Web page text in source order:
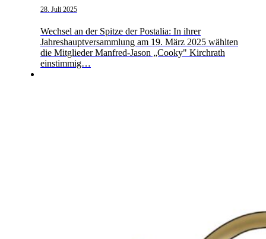
28. Juli 2025
Wechsel an der Spitze der Postalia: In ihrer
Jahreshauptversammlung am 19. März 2025 wählten
die Mitglieder Manfred-Jason „Cooky" Kirchrath
einstimmig…